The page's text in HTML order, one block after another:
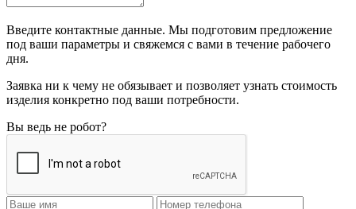
Введите контактные данные. Мы подготовим предложение
под ваши параметры и свяжемся с вами в течение рабочего
дня.
Заявка ни к чему не обязывает и позволяет узнать стоимость
изделия конкретно под ваши потребности.
Вы ведь не робот?